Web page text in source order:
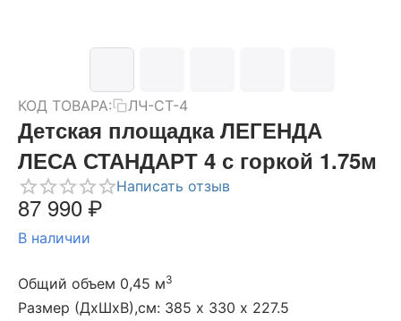
КОД ТОВАРА: ЛЧ-СТ-4
Детская площадка ЛЕГЕНДА
ЛЕСА СТАНДАРТ 4 с горкой 1.75м
Написать отзыв
87 990₽
В наличии
Общий объем 0,45 м3
Размер (ДхШхВ),см: 385 х 330 х 227.5